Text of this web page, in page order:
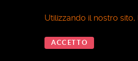
Utilizzando il nostro
ACCETTO